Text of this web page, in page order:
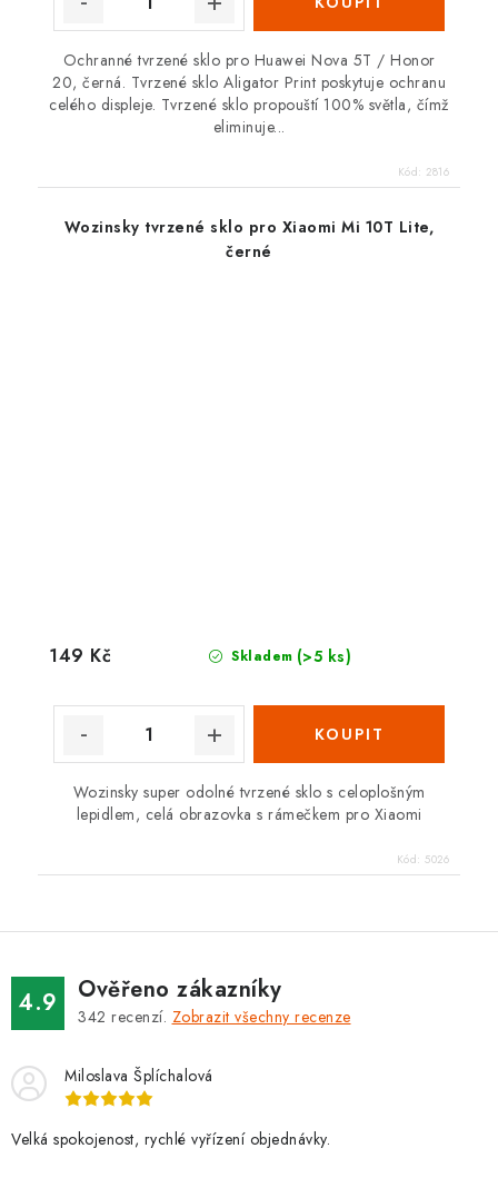
Ochranné tvrzené sklo pro Huawei Nova 5T / Honor
20, černá. Tvrzené sklo Aligator Print poskytuje ochranu
celého displeje. Tvrzené sklo propouští 100% světla, čímž
eliminuje...
Kód: 2816
Wozinsky tvrzené sklo pro Xiaomi Mi 10T Lite,
černé
Skladem (>5 ks)
149 Kč
Wozinsky super odolné tvrzené sklo s celoplošným
lepidlem, celá obrazovka s rámečkem pro Xiaomi
Kód: 5026
4.9 Ověřeno zákazníky
342 recenzí. Zobrazit všechny recenze
Miloslava Šplíchalová
Velká spokojenost, rychlé vyřízení objednávky.